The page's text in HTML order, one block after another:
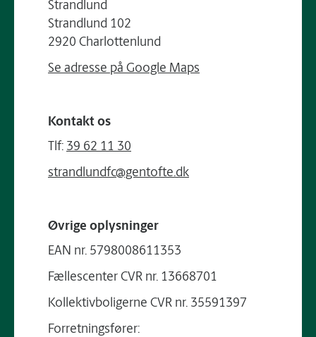
Strandlund
Strandlund 102
2920 Charlottenlund
Se adresse på Google Maps
Kontakt os
Tlf: 39 62 11 30
strandlundfc@gentofte.dk
Øvrige oplysninger
EAN nr. 5798008611353
Fællescenter CVR nr. 13668701
Kollektivboligerne CVR nr. 35591397
Forretningsfører: